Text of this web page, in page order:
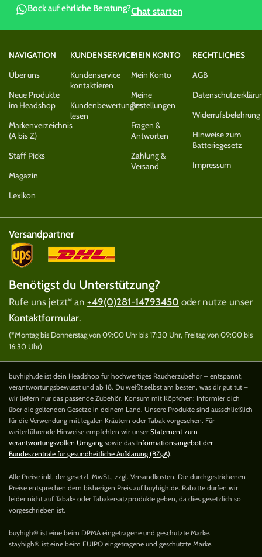
Bock auf ehrliche Beratung?Chat starten
NAVIGATION
Über uns
Neue Produkte
im Headshop
Markenverzeichnis
(A bis Z)
Staff Picks
Magazin
Lexikon
KUNDENSERVICE
Kundenservice
kontaktieren
Kundenbewertungen
lesen
MEIN KONTO
Mein Konto
Meine
Bestellungen
Fragen &
Antworten
Zahlung &
Versand
RECHTLICHES
AGB
Widerrufsbelehrung
Hinweise zum
Batteriegesetz
Impressum
Versandpartner
Benötigst du Unterstützung?
Rufe uns jetzt* an +49(0)281-14793450 oder nutze unser
Kontaktformular.
(*Montag bis Donnerstag von 09:00 Uhr bis 17:30 Uhr, Freitag von 09:00 bis
16:30 Uhr)
buyhigh.de ist dein Headshop für hochwertiges Raucherzubehör – entspannt,
verantwortungsbewusst und ab 18. Du weißt selbst am besten, was dir gut tut –
wir liefern nur das passende Zubehör. Konsum mit Köpfchen: Informier dich
über die geltenden Gesetze in deinem Land. Unsere Produkte sind ausschließlich
für die Verwendung mit legalen Kräutern oder Tabak vorgesehen. Für
weiterführende Hinweise empfehlen wir unser Statement zum
verantwortungsvollen Umgang sowie das Informationsangebot der
Bundeszentrale für gesundheitliche Aufklärung (BZgA).
Alle Preise inkl. der gesetzl. MwSt., zzgl. Versandkosten. Die durchgestrichenen
Preise entsprechen dem bisherigen Preis auf buyhigh.de. Rabatte dürfen wir
leider nicht auf Tabak- oder Tabakersatzprodukte geben, da dies gesetzlich so
vorgeschrieben ist.
buyhigh® ist eine beim DPMA eingetragene und geschützte Marke.
stayhigh® ist eine beim EUIPO eingetragene und geschützte Marke.